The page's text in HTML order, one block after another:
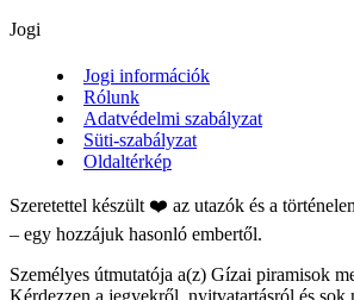
Jogi
Jogi információk
Rólunk
Adatvédelmi szabályzat
Süti-szabályzat
Oldaltérkép
Szeretettel készült ❤️ az utazók és a
– egy hozzájuk hasonló embertől.
Személyes útmutatója a(z) Gízai piramisok